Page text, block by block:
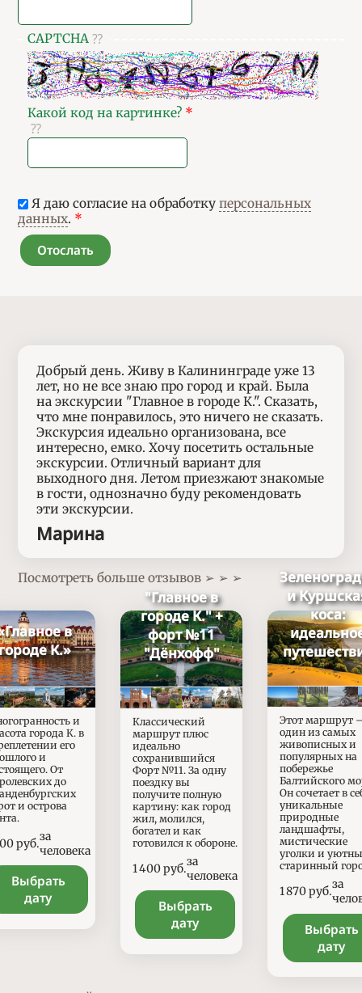
CAPTCHA
Какой код на картинке? *
Я даю согласие на обработкуперсональных
данных. *
Добрый день. Живу в Калининграде уже 13
лет, но не все знаю про город и край. Была
на экскурсии "Главное в городе К.". Сказать,
что мне понравилось, это ничего не сказать.
Экскурсия идеально организована, все
интересно, емко. Хочу посетить остальные
экскурсии. Отличный вариант для
выходного дня. Летом приезжают знакомые
в гости, однозначно буду рекомендовать
эти экскурсии.
Марина
Посмотреть больше отзывов ➢ ➢ ➢
в
К.»
и
города К. в
его
и
От
до
и острова
руб.за
человека
Выбрать
дату
"Главное в
городе К." +
форт №11
"Дёнхофф"
Классический
маршрут плюс
идеально
сохранившийся
Форт №11. За одну
поездку вы
получите полную
картину: как город
жил, молился,
богател и как
готовился к обороне.
Цены
1 400руб.за
человека
Выбрать
дату
и
коса:
Этот маршрут
один из самых
живописных и
популярных на
побережье
Балтийского
Он сочетает в
уникальные
природные
ландшафты,
мистические
уголки и
старинный
Цены
1 870руб.за
Выбрать
дату